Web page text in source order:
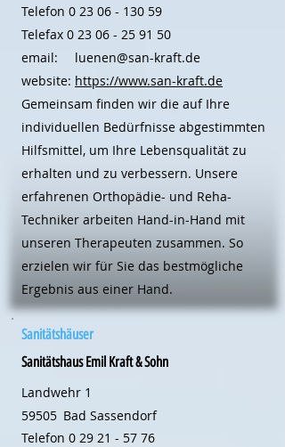
Telefon 0 23 06 - 130 59
Telefax 0 23 06 - 25 91 50
email:
website:
luenen@san-kraft.de
https://www.san-kraft.de
Gemeinsam finden wir die auf Ihre
individuellen Bedürfnisse abgestimmten
Hilfsmittel, um Ihre Lebensqualität zu
erhalten und zu verbessern. Unsere
erfahrenen Orthopädie- und Reha-
Techniker arbeiten Hand-in-Hand mit
unseren Therapeuten zusammen. So
erzielen wir für Sie das bestmögliche
Ergebnis aus einer Hand.
Sanitätshäuser
Sanitätshaus Emil Kraft & Sohn
Landwehr 1
59505 Bad Sassendorf
Telefon 0 29 21 - 57 76